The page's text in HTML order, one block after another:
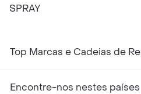
SPRAY
Top Marcas e Cadeias de
Encontre-nos nestes países